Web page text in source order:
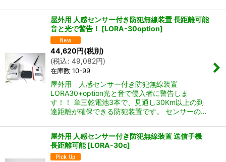
屋外用 人感センサー付き防犯無線装置 長距離可能
音と光で警告！ [LORA-30option]
44,620円(税別)
(税込: 49,082円)
在庫数 10-99
屋外用 人感センサー付き防犯無線装置
LORA30+option光と音で侵入者に警告しま
す！！ 単三乾電池3本で、見通し30Km以上の到
達距離が確保できる防犯装置です。 センサーの…
屋外用 人感センサー付き防犯無線装置 送信子機
長距離可能 [LORA-30c]